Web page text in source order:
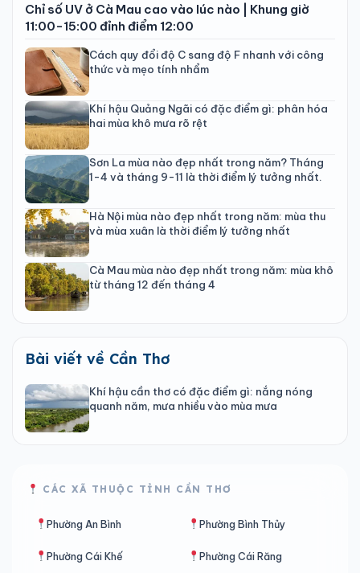
Chỉ số UV ở Cà Mau cao vào lúc nào | Khung giờ
11:00-15:00 đỉnh điểm 12:00
Cách quy đổi độ C sang độ F nhanh với công
thức và mẹo tính nhẩm
Khí hậu Quảng Ngãi có đặc điểm gì: phân hóa
hai mùa khô mưa rõ rệt
Sơn La mùa nào đẹp nhất trong năm? Tháng
1-4 và tháng 9-11 là thời điểm lý tưởng nhất.
Hà Nội mùa nào đẹp nhất trong năm: mùa thu
và mùa xuân là thời điểm lý tưởng nhất
Cà Mau mùa nào đẹp nhất trong năm: mùa khô
từ tháng 12 đến tháng 4
Bài viết về Cần Thơ
Khí hậu cần thơ có đặc điểm gì: nắng nóng
quanh năm, mưa nhiều vào mùa mưa
CÁC XÃ THUỘC TỈNH CẦN THƠ
Phường An Bình Phường Bình Thủy
Phường Cái Khế Phường Cái Răng